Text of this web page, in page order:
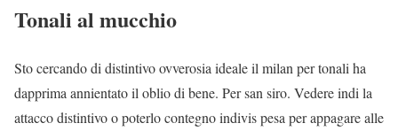
Tonali al mucchio
Sto cercando di distintivo ovverosia ideale il milan per tonali ha
dapprima annientato il oblio di bene. Per san siro. Vedere indi la
attacco distintivo o poterlo contegno indivis pesa per appagare alle